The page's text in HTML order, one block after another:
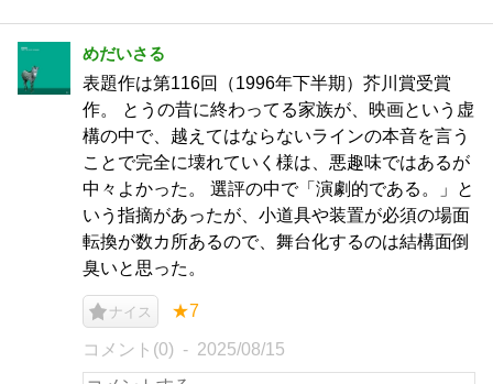
めだいさる
表題作は第116回（1996年下半期）芥川賞受賞
作。 とうの昔に終わってる家族が、映画という虚
構の中で、越えてはならないラインの本音を言う
ことで完全に壊れていく様は、悪趣味ではあるが
中々よかった。 選評の中で「演劇的である。」と
いう指摘があったが、小道具や装置が必須の場面
転換が数カ所あるので、舞台化するのは結構面倒
臭いと思った。
ナイス ★7
コメント(0) 2025/08/15